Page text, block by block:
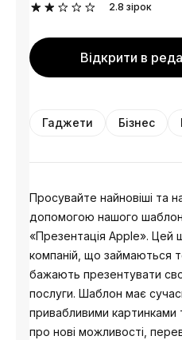
2.8 зірок
Відкрити в
Гаджети Бізнес
Просувайте найновіші та
допомогою нашого
«Презентація Apple». Цей
компаній, що займаються
бажають презентувати
послуги. Шаблон має
привабливими
про нові можливості,